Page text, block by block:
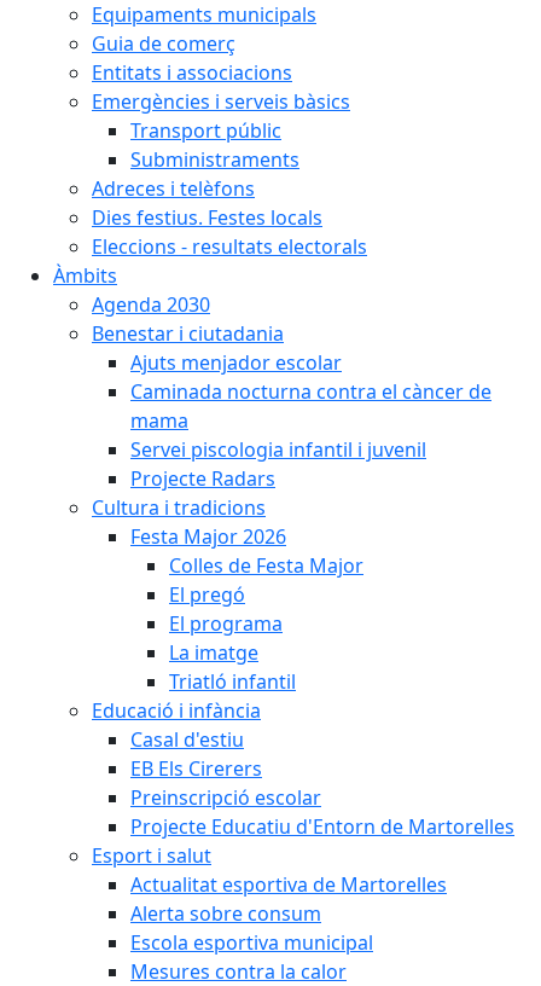
Equipaments municipals
Guia de comerç
Entitats i associacions
Emergències i serveis bàsics
Transport públic
Subministraments
Adreces i telèfons
Dies festius. Festes locals
Eleccions - resultats electorals
Àmbits
Agenda 2030
Benestar i ciutadania
Ajuts menjador escolar
Caminada nocturna contra el càncer de
mama
Servei piscologia infantil i juvenil
Projecte Radars
Cultura i tradicions
Festa Major 2026
Colles de Festa Major
El pregó
El programa
La imatge
Triatló infantil
Educació i infància
Casal d'estiu
EB Els Cirerers
Preinscripció escolar
Projecte Educatiu d'Entorn de Martorelles
Esport i salut
Actualitat esportiva de Martorelles
Alerta sobre consum
Escola esportiva municipal
Mesures contra la calor